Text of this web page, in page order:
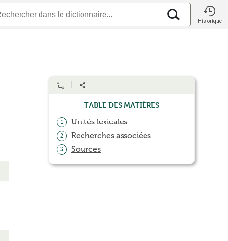
Historique
Table des matières
1 Unités lexicales
2 Recherches associées
3 Sources